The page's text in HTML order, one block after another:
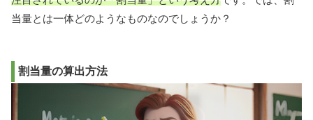
当量とは一体どのようなものなのでしょうか？
割当量の算出方法